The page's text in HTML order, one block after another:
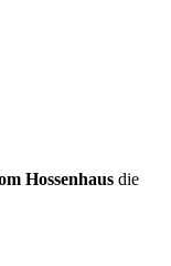
Hossenhaus die